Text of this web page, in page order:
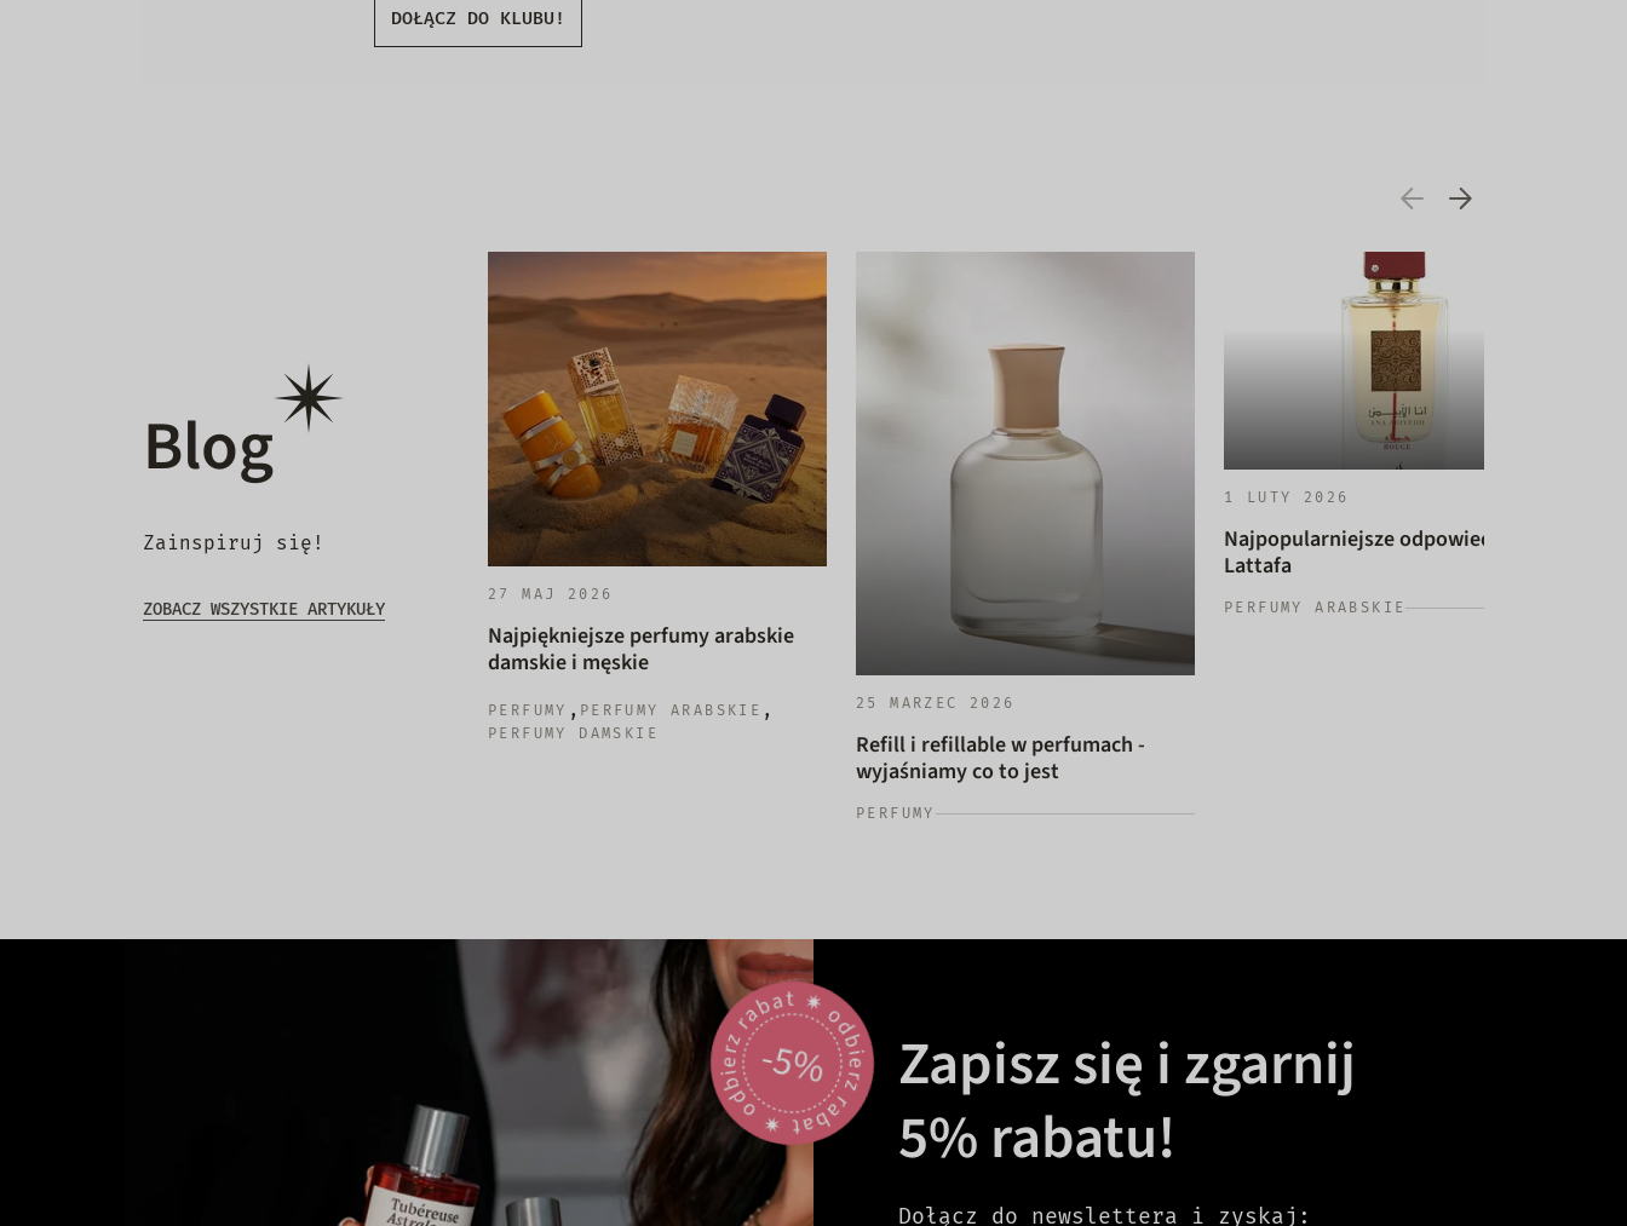
DOŁĄCZ DO KLUBU!
Blog
Zainspiruj się!
ZOBACZ WSZYSTKIE ARTYKUŁY
27 MAJ 2026
Najpiękniejsze perfumy arabskie
damskie i męskie
PERFUMY , PERFUMY ARABSKIE ,
PERFUMY DAMSKIE
25 MARZEC 2026
Refill i refillable w perfumach -
wyjaśniamy co to jest
PERFUMY
1 LUTY 2026
Najpopularniejsze odpowiedniki
Lattafa
PERFUMY ARABSKIE
odbierz rabat 🟎 odbierz rabat 🟎
-5%
Zapisz się i zgarnij
5% rabatu!
Dołącz do newslettera i zyskaj: